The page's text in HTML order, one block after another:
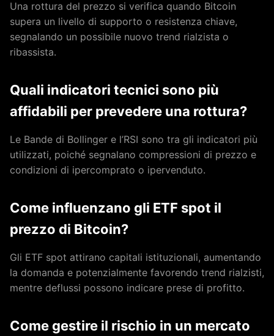
Una rottura del prezzo si verifica quando Bitcoin
supera un livello di supporto o resistenza chiave,
segnalando un possibile nuovo trend rialzista o
ribassista.
Quali indicatori tecnici sono più
affidabili per prevedere una rottura?
Le Bande di Bollinger e l’RSI sono tra gli indicatori più
utilizzati, poiché segnalano compressioni di prezzo e
condizioni di ipercomprato o ipervenduto.
Come influenzano gli ETF spot il
prezzo di Bitcoin?
Gli ETF spot attirano capitali istituzionali, aumentando
la domanda e potenzialmente favorendo trend rialzisti,
mentre deflussi possono indicare prese di profitto.
Come gestire il rischio in un mercato